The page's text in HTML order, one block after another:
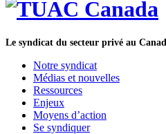
Le syndicat du secteur privé au
Notre syndicat
Médias et nouvelles
Ressources
Enjeux
Moyens d’action
Se syndiquer